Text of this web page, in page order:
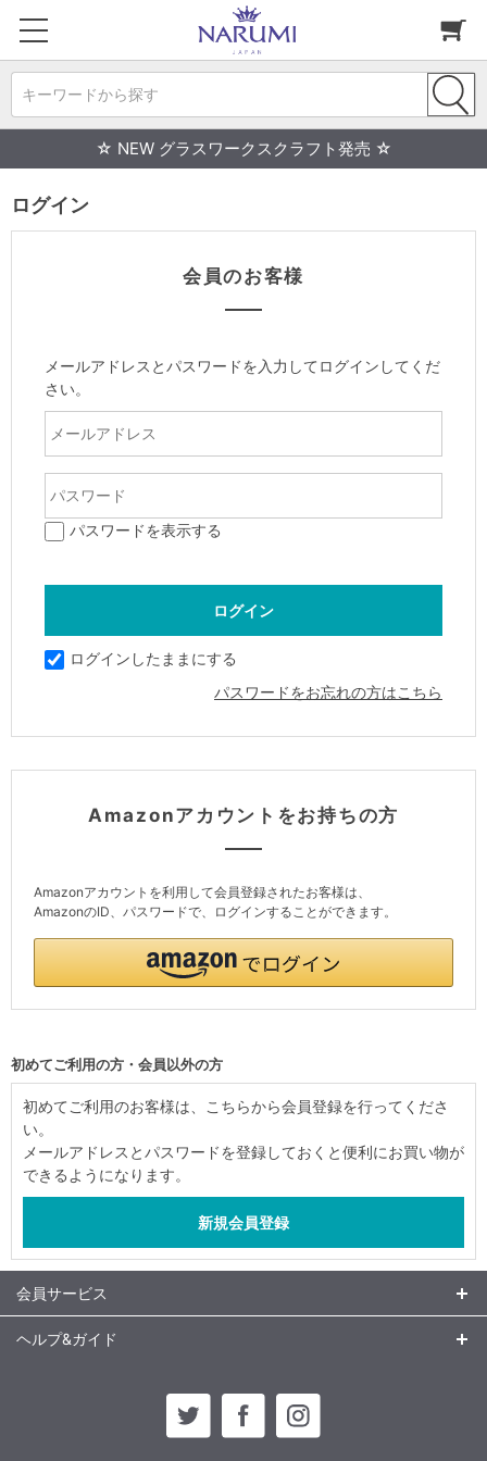
キーワードから探す
☆ NEW グラスワークスクラフト発売 ☆
ログイン
会員のお客様
メールアドレスとパスワードを入力してログインしてくだ
さい。
パスワードを表示する
ログインしたままにする
パスワードをお忘れの方はこちら
Amazonアカウントをお持ちの方
Amazonアカウントを利用して会員登録されたお客様は、
AmazonのID、パスワードで、ログインすることができます。
初めてご利用の方・会員以外の方
初めてご利用のお客様は、こちらから会員登録を行ってくださ
い。
メールアドレスとパスワードを登録しておくと便利にお買い物が
できるようになります。
会員サービス
ヘルプ&ガイド